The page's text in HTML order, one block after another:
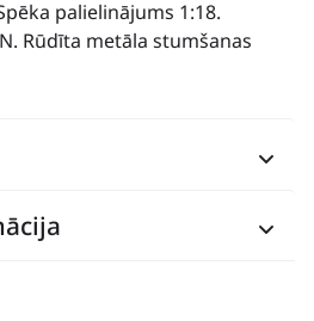
palielinājums 1:18.
Rūdīta metāla stumšanas